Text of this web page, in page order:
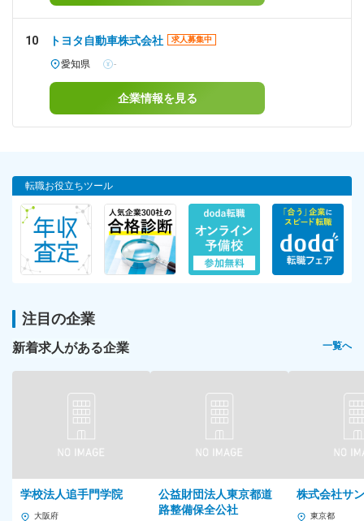
10 トヨタ自動車株式会社 求人募集中
愛知県 -
企業情報を見る
転職お役立ちツール
注目の企業
新着求人がある企業 一覧へ
学校法人追手門学院
大阪府
公益財団法人東京都道
路整備保全公社
株式会社サ
東京都